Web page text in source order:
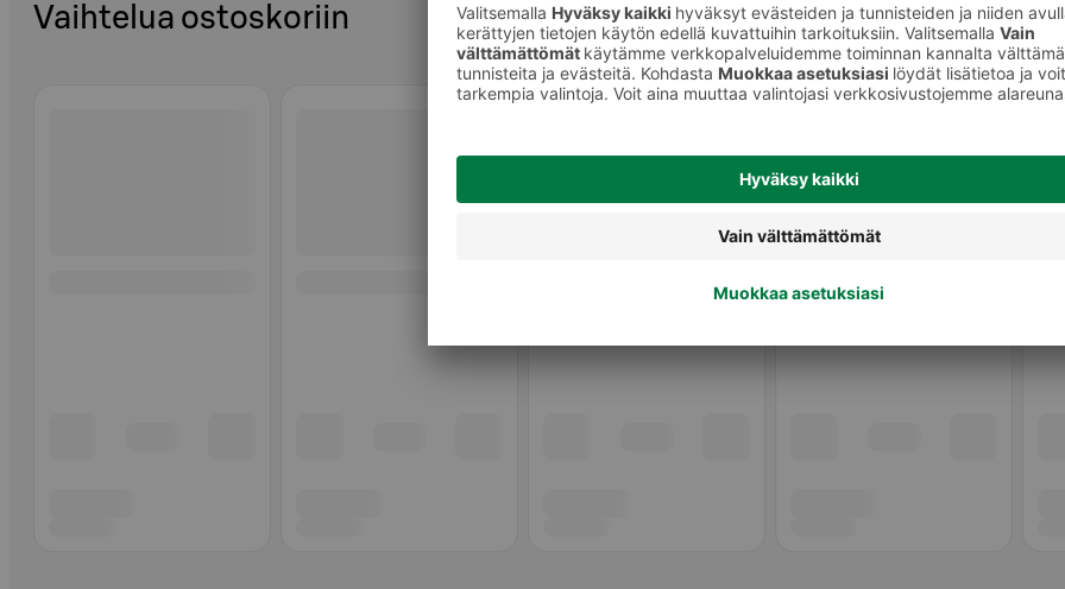
Vaihtelua ostoskoriin